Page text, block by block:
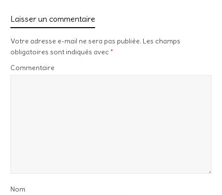
Laisser un commentaire
Votre adresse e-mail ne sera pas publiée. Les champs
obligatoires sont indiqués avec *
Commentaire
Nom